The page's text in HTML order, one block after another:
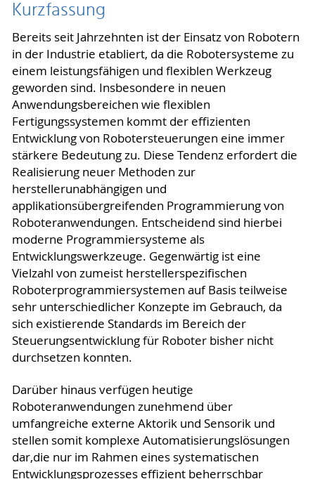
Kurzfassung
Bereits seit Jahrzehnten ist der Einsatz von Robotern
in der Industrie etabliert, da die Robotersysteme zu
einem leistungsfähigen und flexiblen Werkzeug
geworden sind. Insbesondere in neuen
Anwendungsbereichen wie flexiblen
Fertigungssystemen kommt der effizienten
Entwicklung von Robotersteuerungen eine immer
stärkere Bedeutung zu. Diese Tendenz erfordert die
Realisierung neuer Methoden zur
herstellerunabhängigen und
applikationsübergreifenden Programmierung von
Roboteranwendungen. Entscheidend sind hierbei
moderne Programmiersysteme als
Entwicklungswerkzeuge. Gegenwärtig ist eine
Vielzahl von zumeist herstellerspezifischen
Roboterprogrammiersystemen auf Basis teilweise
sehr unterschiedlicher Konzepte im Gebrauch, da
sich existierende Standards im Bereich der
Steuerungsentwicklung für Roboter bisher nicht
durchsetzen konnten.
Darüber hinaus verfügen heutige
Roboteranwendungen zunehmend über
umfangreiche externe Aktorik und Sensorik und
stellen somit komplexe Automatisierungslösungen
dar,die nur im Rahmen eines systematischen
Entwicklungsprozesses effizient beherrschbar